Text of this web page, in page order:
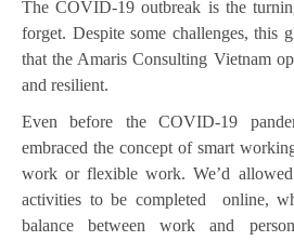
The COVID-19 outbreak is the
forget. Despite some challenges, this
that the Amaris Consulting Vietnam
and resilient.
Even before the COVID-19
embraced the concept of smart
work or flexible work. We’d
activities to be completed online,
balance between work and